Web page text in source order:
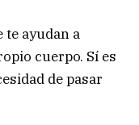
ayudan a
cuerpo. Sí es
de pasar